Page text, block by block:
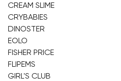
CREAM SLIME
CRYBABIES
DINOSTER
EOLO
FISHER PRICE
FLIPEMS
GIRL'S CLUB